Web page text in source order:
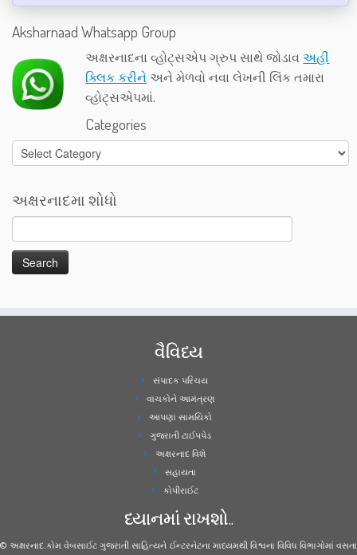
Aksharnaad Whatsapp Group
અક્ષરનાદના વ્હોટ્સએપ ગ્રુપ સાથે જોડાવઅહીં
ક્લિક કરીને અને મેળવો નવા લેખની લિંક તમારા
વ્હોટ્સએપમાં.
Categories
Categories
અક્ષરનાદમા શોધો
વૈવિધ્ય
સંપાદક પરિચય
વાચકોને આમંત્રણ
આપણા સામયિકો
ગુજરાતી ટાઈપપેડ
અક્ષરનાદ વિશે
સહાયતા
કોપીરાઈટ
ધ્યાનમાં રાખશો..
© અક્ષરનાદ.કોમ વેબસાઈટ ગુજરાતી સાહિત્યને ઈન્ટરનેટના માધ્યમથી વિશ્વના વિવિધ વિભાગોમાં વસતા